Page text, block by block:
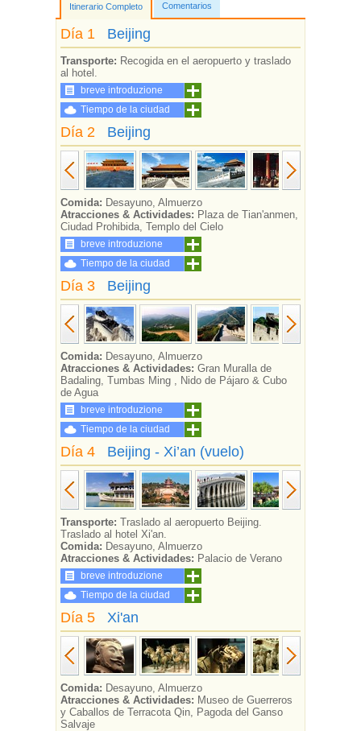
Itinerario Completo Comentarios
Día 1 Beijing
Transporte: Recogida en el aeropuerto y traslado
al hotel.
breve introduzione
Tiempo de la ciudad
Día 2 Beijing
Comida: Desayuno, Almuerzo
Atracciones & Actividades: Plaza de Tian'anmen,
Ciudad Prohibida, Templo del Cielo
breve introduzione
Tiempo de la ciudad
Día 3 Beijing
Comida: Desayuno, Almuerzo
Atracciones & Actividades: Gran Muralla de
Badaling, Tumbas Ming , Nido de Pájaro & Cubo
de Agua
breve introduzione
Tiempo de la ciudad
Día 4 Beijing - Xi’an (vuelo)
Transporte: Traslado al aeropuerto Beijing.
Traslado al hotel Xi'an.
Comida: Desayuno, Almuerzo
Atracciones & Actividades: Palacio de Verano
breve introduzione
Tiempo de la ciudad
Día 5 Xi'an
Comida: Desayuno, Almuerzo
Atracciones & Actividades: Museo de Guerreros
y Caballos de Terracota Qin, Pagoda del Ganso
Salvaje